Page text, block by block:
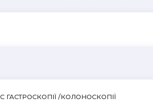
/КОЛОНОСКОПІЇ